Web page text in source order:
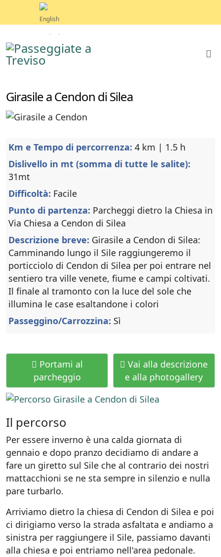
Girasile a Cendon di Silea
Km e Tempo di percorrenza: 4 km | 1.5 h
Dislivello in mt (somma di tutte le salite):
31mt
Difficoltà: Facile
Punto di partenza: Parcheggi dietro la Chiesa in
Via Chiesa a Cendon di Silea
Descrizione breve: Girasile a Cendon di Silea:
Camminando lungo il Sile raggiungeremo il
porticciolo di Cendon di Silea per poi entrare nel
sentiero tra ville venete, fiume e campi coltivati.
Il finale al tramonto con la luce del sole che
illumina le case esaltandone i colori
Passeggino/Carrozzina: Sì
Portami al
parcheggio
Vai alla descrizione
e alla photogallery
Il percorso
Per essere inverno è una calda giornata di
gennaio e dopo pranzo decidiamo di andare a
fare un giretto sul Sile che al contrario dei nostri
mattacchioni se ne sta sempre in silenzio e nulla
pare turbarlo.
Arriviamo dietro la chiesa di Cendon di Silea e poi
ci dirigiamo verso la strada asfaltata e andiamo a
sinistra per raggiungere il Sile, passiamo davanti
alla chiesa e poi entriamo nell'area pedonale.